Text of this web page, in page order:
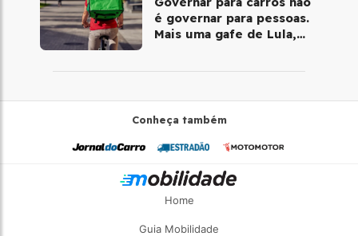
é governar para pessoas.
Mais uma gafe de Lula,
Conheça também
Home
Guia Mobilidade